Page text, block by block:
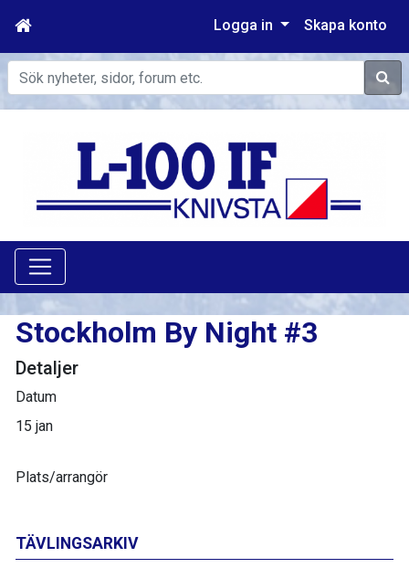
Logga in Skapa konto
Sök
TÄVLINGSARKIV
Stockholm By Night #3
Detaljer
Datum
15 jan
Plats/arrangör